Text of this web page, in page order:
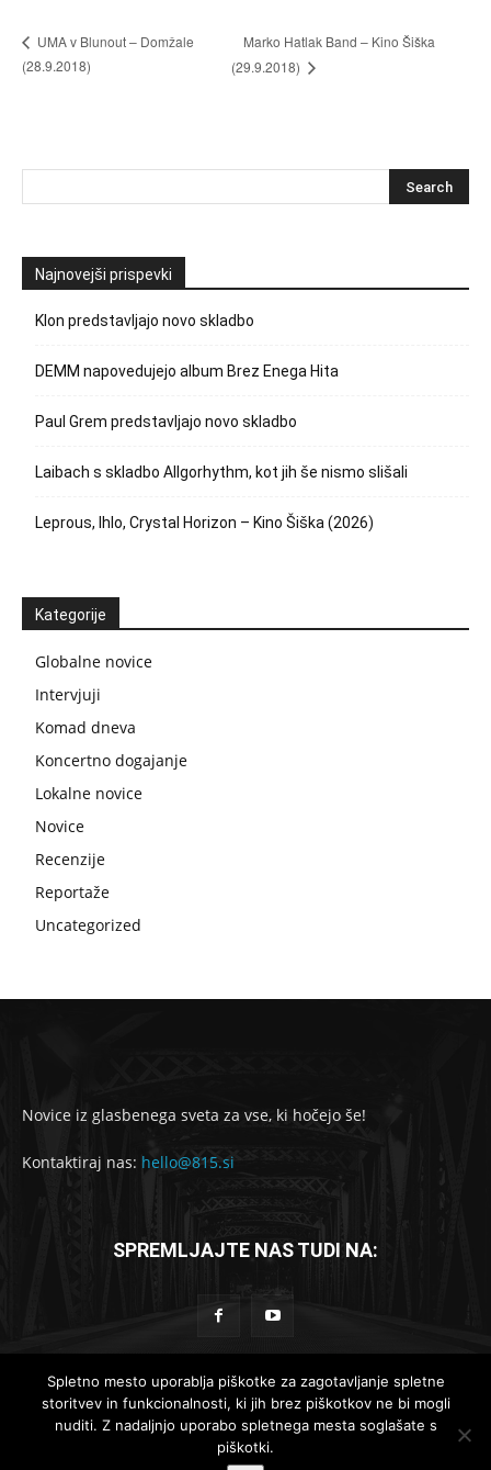
UMA v Blunout – Domžale
(28.9.2018)
Marko Hatlak Band – Kino Šiška
(29.9.2018)
Najnovejši prispevki
Klon predstavljajo novo skladbo
DEMM napovedujejo album Brez Enega Hita
Paul Grem predstavljajo novo skladbo
Laibach s skladbo Allgorhythm, kot jih še nismo slišali
Leprous, Ihlo, Crystal Horizon – Kino Šiška (2026)
Kategorije
Globalne novice
Intervjuji
Komad dneva
Koncertno dogajanje
Lokalne novice
Novice
Recenzije
Reportaže
Uncategorized
Novice iz glasbenega sveta za vse, ki hočejo še!
Kontaktiraj nas: hello@815.si
SPREMLJAJTE NAS TUDI NA:
© 2019-2025 - 815.si
Globalne novice Komad dneva
Spletno mesto uporablja piškotke za zagotavljanje spletne
storitvev in funkcionalnosti, ki jih brez piškotkov ne bi mogli
nuditi. Z nadaljnjo uporabo spletnega mesta soglašate s
piškotki.